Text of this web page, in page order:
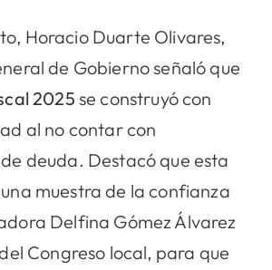
Horacio Duarte Olivares,
de Gobierno señaló que
2025se construyó con
al no contar con
deuda. Destacó que esta
muestra de la confianza
Delfina Gómez Álvarez
Congreso local, para que